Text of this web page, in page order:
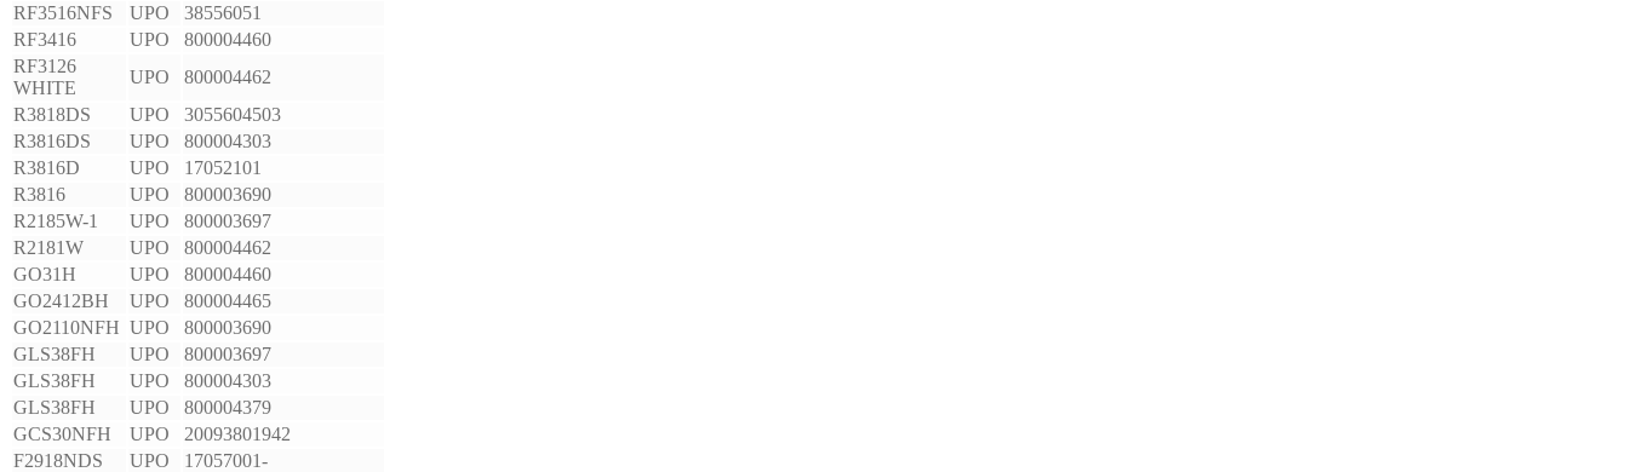
RF3516NFS
UPO
38556051
RF3416
UPO
800004460
RF3126
WHITE
UPO
800004462
R3818DS
UPO
3055604503
R3816DS
UPO
800004303
R3816D
UPO
17052101
R3816
UPO
800003690
R2185W-1
UPO
800003697
R2181W
UPO
800004462
GO31H
UPO
800004460
GO2412BH
UPO
800004465
GO2110NFH UPO
800003690
GLS38FH
UPO
800003697
GLS38FH
UPO
800004303
GLS38FH
UPO
800004379
GCS30NFH
UPO
20093801942
F2918NDS
UPO
17057001-